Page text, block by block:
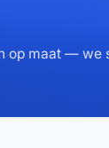
op maat — we